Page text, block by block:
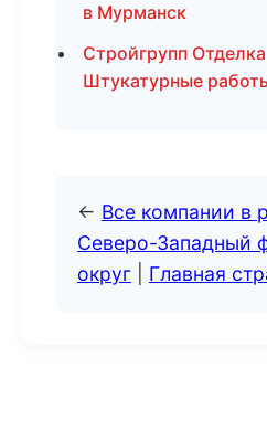
в Мурманск
Стройгрупп
Штукатурные
← Все компании в
Северо-Западный
округ
Главная